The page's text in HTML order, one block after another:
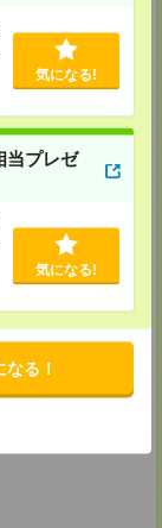
気になる!
当プレゼ
気になる!
なる！
井ビル 6F